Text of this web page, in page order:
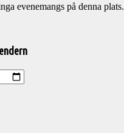
evenemangs på denna plats.